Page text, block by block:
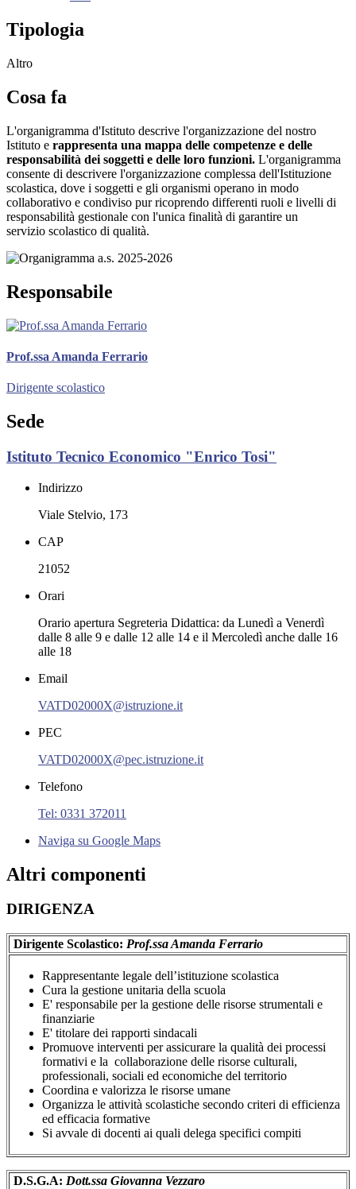
Tipologia
Altro
Cosa fa
L'organigramma d'Istituto descrive l'organizzazione del nostro
Istituto e rappresenta una mappa delle competenze e delle
responsabilità dei soggetti e delle loro funzioni. L'organigramma
consente di descrivere l'organizzazione complessa dell'Istituzione
scolastica, dove i soggetti e gli organismi operano in modo
collaborativo e condiviso pur ricoprendo differenti ruoli e livelli di
responsabilità gestionale con l'unica finalità di garantire un
servizio scolastico di qualità.
Responsabile
Prof.ssa Amanda Ferrario
Dirigente scolastico
Sede
Istituto Tecnico Economico "Enrico Tosi"
Indirizzo
Viale Stelvio, 173
CAP
21052
Orari
Orario apertura Segreteria Didattica: da Lunedì a Venerdì
dalle 8 alle 9 e dalle 12 alle 14 e il Mercoledì anche dalle 16
alle 18
Email
VATD02000X@istruzione.it
PEC
VATD02000X@pec.istruzione.it
Telefono
Tel: 0331 372011
Naviga su Google Maps
Altri componenti
DIRIGENZA
Dirigente Scolastico: Prof.ssa Amanda Ferrario
Rappresentante legale dell’istituzione scolastica
Cura la gestione unitaria della scuola
E' responsabile per la gestione delle risorse strumentali e
finanziarie
E' titolare dei rapporti sindacali
Promuove interventi per assicurare la qualità dei processi
formativi e la collaborazione delle risorse culturali,
professionali, sociali ed economiche del territorio
Coordina e valorizza le risorse umane
Organizza le attività scolastiche secondo criteri di efficienza
ed efficacia formative
Si avvale di docenti ai quali delega specifici compiti
D.S.G.A: Dott.ssa Giovanna Vezzaro